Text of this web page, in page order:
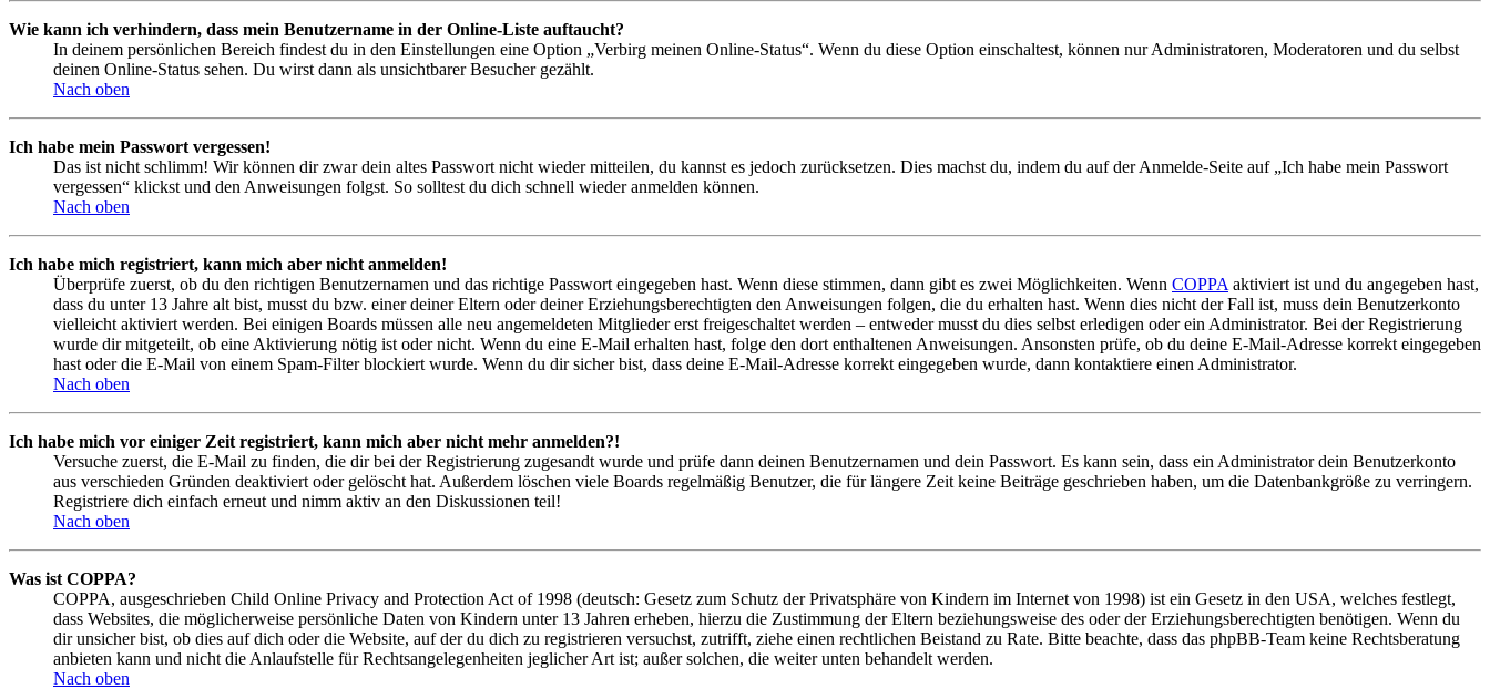
Wie kann ich verhindern, dass mein Benutzername in der Online-Liste auftaucht?
In deinem persönlichen Bereich findest du in den Einstellungen eine Option „Verbirg meinen Online-Status“. Wenn du diese Option einschaltest, können nur Administratoren, Moderatoren und du selbst
deinen Online-Status sehen. Du wirst dann als unsichtbarer Besucher gezählt.
Nach oben
Ich habe mein Passwort vergessen!
Das ist nicht schlimm! Wir können dir zwar dein altes Passwort nicht wieder mitteilen, du kannst es jedoch zurücksetzen. Dies machst du, indem du auf der Anmelde-Seite auf „Ich habe mein Passwort
vergessen“ klickst und den Anweisungen folgst. So solltest du dich schnell wieder anmelden können.
Nach oben
Ich habe mich registriert, kann mich aber nicht anmelden!
Überprüfe zuerst, ob du den richtigen Benutzernamen und das richtige Passwort eingegeben hast. Wenn diese stimmen, dann gibt es zwei Möglichkeiten. Wenn COPPA aktiviert ist und du angegeben hast,
dass du unter 13 Jahre alt bist, musst du bzw. einer deiner Eltern oder deiner Erziehungsberechtigten den Anweisungen folgen, die du erhalten hast. Wenn dies nicht der Fall ist, muss dein Benutzerkonto
vielleicht aktiviert werden. Bei einigen Boards müssen alle neu angemeldeten Mitglieder erst freigeschaltet werden – entweder musst du dies selbst erledigen oder ein Administrator. Bei der Registrierung
wurde dir mitgeteilt, ob eine Aktivierung nötig ist oder nicht. Wenn du eine E-Mail erhalten hast, folge den dort enthaltenen Anweisungen. Ansonsten prüfe, ob du deine E-Mail-Adresse korrekt eingegeben
hast oder die E-Mail von einem Spam-Filter blockiert wurde. Wenn du dir sicher bist, dass deine E-Mail-Adresse korrekt eingegeben wurde, dann kontaktiere einen Administrator.
Nach oben
Ich habe mich vor einiger Zeit registriert, kann mich aber nicht mehr anmelden?!
Versuche zuerst, die E-Mail zu finden, die dir bei der Registrierung zugesandt wurde und prüfe dann deinen Benutzernamen und dein Passwort. Es kann sein, dass ein Administrator dein Benutzerkonto
aus verschieden Gründen deaktiviert oder gelöscht hat. Außerdem löschen viele Boards regelmäßig Benutzer, die für längere Zeit keine Beiträge geschrieben haben, um die Datenbankgröße zu verringern.
Registriere dich einfach erneut und nimm aktiv an den Diskussionen teil!
Nach oben
Was ist COPPA?
COPPA, ausgeschrieben Child Online Privacy and Protection Act of 1998 (deutsch: Gesetz zum Schutz der Privatsphäre von Kindern im Internet von 1998) ist ein Gesetz in den USA, welches festlegt,
dass Websites, die möglicherweise persönliche Daten von Kindern unter 13 Jahren erheben, hierzu die Zustimmung der Eltern beziehungsweise des oder der Erziehungsberechtigten benötigen. Wenn du
dir unsicher bist, ob dies auf dich oder die Website, auf der du dich zu registrieren versuchst, zutrifft, ziehe einen rechtlichen Beistand zu Rate. Bitte beachte, dass das phpBB-Team keine Rechtsberatung
anbieten kann und nicht die Anlaufstelle für Rechtsangelegenheiten jeglicher Art ist; außer solchen, die weiter unten behandelt werden.
Nach oben